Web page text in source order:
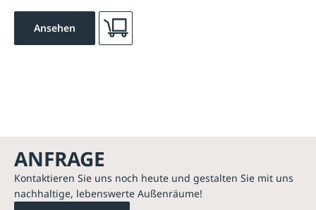
Ansehen
ANFRAGE
Kontaktieren Sie uns noch heute und gestalten Sie mit uns
nachhaltige, lebenswerte Außenräume!